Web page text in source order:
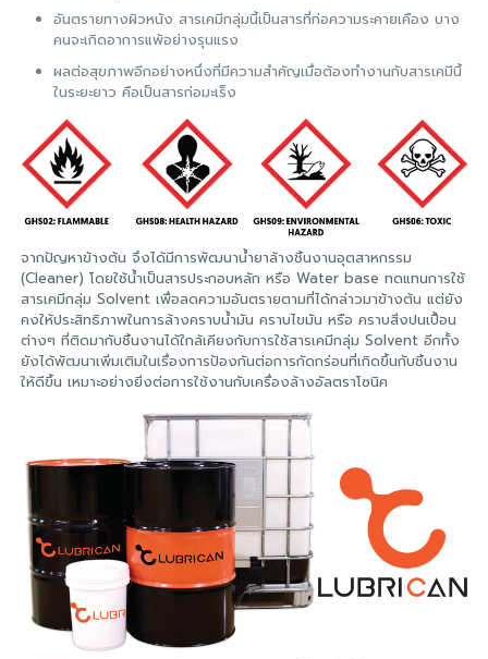
อันตรายทางผิวหนัง สารเคมีกลุ่มนี้เป็นสารที่ก่อความระคายเคือง บาง
คนจะเกิดอาการแพ้อย่างรุนแรง
ผลต่อสุขภาพอีกอย่างหนึ่งที่มีความสำคัญเมื่อต้องทำงานกับสารเคมีนี้
ในระยะยาว คือเป็นสารก่อมะเร็ง
จากปัญหาข้างต้น จึงได้มีการพัฒนาน้ำยาล้างชิ้นงานอุตสาหกรรม
(Cleaner) โดยใช้น้ำเป็นสารประกอบหลัก หรือ Water base ทดแทนการใช้
สารเคมีกลุ่ม Solvent เพื่อลดความอันตรายตามที่ได้กล่าวมาข้างต้น แต่ยัง
คงให้ประสิทธิภาพในการล้างคราบน้ำมัน คราบไขมัน หรือ คราบสิ่งปนเปื้อน
ต่างๆ ที่ติดมากับชิ้นงานได้ใกล้เคียงกับการใช้สารเคมีกลุ่ม Solvent อีกทั้ง
ยังได้พัฒนาเพิ่มเติมในเรื่องการป้องกันต่อการกัดกร่อนที่เกิดขึ้นกับชิ้นงาน
ให้ดีขึ้น เหมาะอย่างยิ่งต่อการใช้งานกับเครื่องล้างอัลตราโซนิค